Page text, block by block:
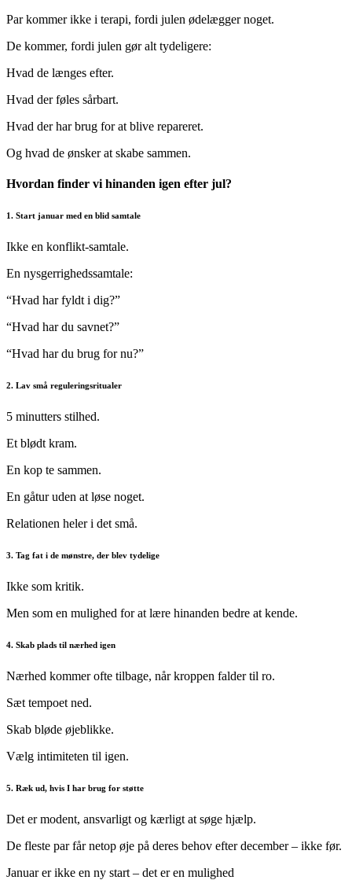
Par kommer ikke i terapi, fordi julen ødelægger noget.
De kommer, fordi julen gør alt tydeligere:
Hvad de længes efter.
Hvad der føles sårbart.
Hvad der har brug for at blive repareret.
Og hvad de ønsker at skabe sammen.
Hvordan finder vi hinanden igen efter jul?
1. Start januar med en blid samtale
Ikke en konflikt-samtale.
En nysgerrighedssamtale:
“Hvad har fyldt i dig?”
“Hvad har du savnet?”
“Hvad har du brug for nu?”
2. Lav små reguleringsritualer
5 minutters stilhed.
Et blødt kram.
En kop te sammen.
En gåtur uden at løse noget.
Relationen heler i det små.
3. Tag fat i de mønstre, der blev tydelige
Ikke som kritik.
Men som en mulighed for at lære hinanden bedre at kende.
4. Skab plads til nærhed igen
Nærhed kommer ofte tilbage, når kroppen falder til ro.
Sæt tempoet ned.
Skab bløde øjeblikke.
Vælg intimiteten til igen.
5. Ræk ud, hvis I har brug for støtte
Det er modent, ansvarligt og kærligt at søge hjælp.
De fleste par får netop øje på deres behov efter december – ikke før.
Januar er ikke en ny start – det er en mulighed